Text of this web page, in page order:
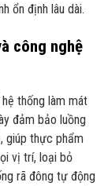
ổn định lâu dài.
công nghệ
thống làm mát
đảm bảo luồng
giúp thực phẩm
vị trí, loại bỏ
rã đông tự động